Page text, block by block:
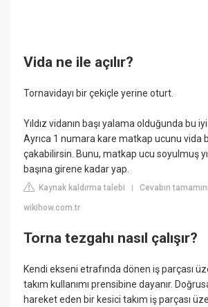
Vida ne ile açılır?
Tornavidayı bir çekiçle yerine oturt.
Yıldız vidanın başı yalama olduğunda bu
Ayrıca 1 numara kare matkap ucunu vida
çakabilirsin. Bunu, matkap ucu soyulmuş
başına girene kadar yap.
Kaynak kaldırma talebi |Cevabın
wikihow.com.tr
Torna tezgahı nasıl çalışır?
Kendi ekseni etrafında dönen iş parçası
takım kullanımı prensibine dayanır.
hareket eden bir kesici takım iş parçası